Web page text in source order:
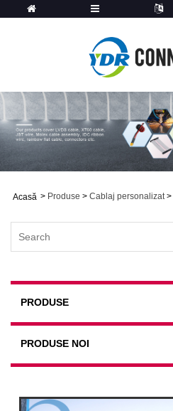
Acasă > Produse > Cablaj personalizat >
PRODUSE
PRODUSE NOI